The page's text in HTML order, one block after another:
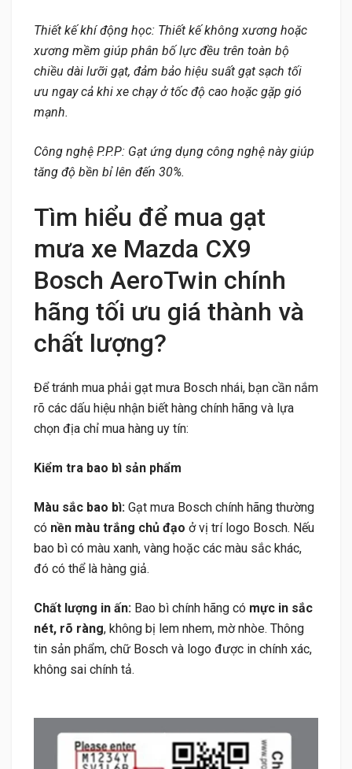
Thiết kế khí động học: Thiết kế không xương hoặc
xương mềm giúp phân bố lực đều trên toàn bộ
chiều dài lưỡi gạt, đảm bảo hiệu suất gạt sạch tối
ưu ngay cả khi xe chạy ở tốc độ cao hoặc gặp gió
mạnh.
Công nghệ P.P.P: Gạt ứng dụng công nghệ này giúp
tăng độ bền bỉ lên đến 30%.
Tìm hiểu để mua gạt
mưa xe Mazda CX9
Bosch AeroTwin chính
hãng tối ưu giá thành và
chất lượng?
Để tránh mua phải gạt mưa Bosch nhái, bạn cần nắm
rõ các dấu hiệu nhận biết hàng chính hãng và lựa
chọn địa chỉ mua hàng uy tín:
Kiểm tra bao bì sản phẩm
Màu sắc bao bì: Gạt mưa Bosch chính hãng thường
có nền màu trắng chủ đạo ở vị trí logo Bosch. Nếu
bao bì có màu xanh, vàng hoặc các màu sắc khác,
đó có thể là hàng giả.
Chất lượng in ấn: Bao bì chính hãng có mực in sắc
nét, rõ ràng, không bị lem nhem, mờ nhòe. Thông
tin sản phẩm, chữ Bosch và logo được in chính xác,
không sai chính tả.